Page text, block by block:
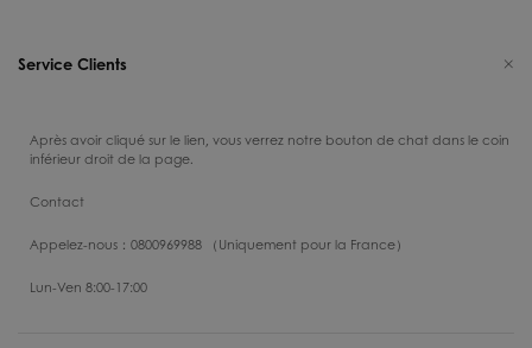
Service Clients
Après avoir cliqué sur le lien, vous verrez notre bouton de chat dans le coin
inférieur droit de la page.
Contact
Appelez-nous：0800969988 （Uniquement pour la France）
Lun-Ven 8:00-17:00